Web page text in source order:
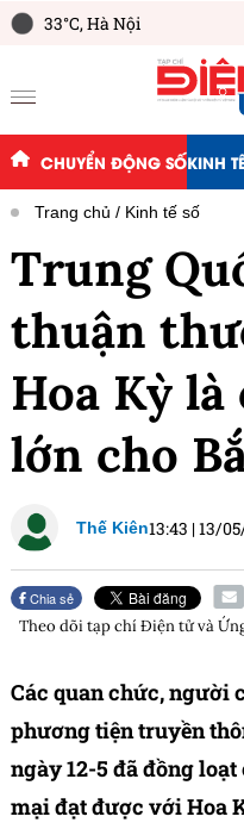
33°C,Hà Nội
CHUYỂN ĐỘNG SỐKINH
Trang chủ Kinh tế số
Trung
thuận
Hoa Kỳ
lớn cho
Thế Kiên13:43 |13/
Chia sẻ
Theo dõi tạp chíĐiện tử và
Các quan chức, người
phương tiện truyền
ngày 12-5 đã đồng
mại đạt được với Hoa